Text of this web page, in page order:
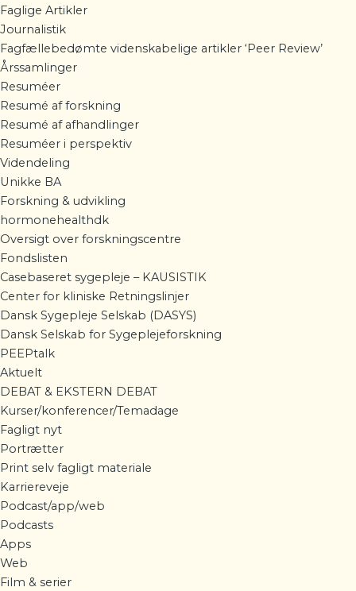
Faglige Artikler
Journalistik
Fagfællebedømte videnskabelige artikler ‘Peer Review’
Årssamlinger
Resuméer
Resumé af forskning
Resumé af afhandlinger
Resuméer i perspektiv
Videndeling
Unikke BA
Forskning & udvikling
hormonehealthdk
Oversigt over forskningscentre
Fondslisten
Casebaseret sygepleje – KAUSISTIK
Center for kliniske Retningslinjer
Dansk Sygepleje Selskab (DASYS)
Dansk Selskab for Sygeplejeforskning
PEEPtalk
Aktuelt
DEBAT & EKSTERN DEBAT
Kurser/konferencer/Temadage
Fagligt nyt
Portrætter
Print selv fagligt materiale
Karriereveje
Podcast/app/web
Podcasts
Apps
Web
Film & serier